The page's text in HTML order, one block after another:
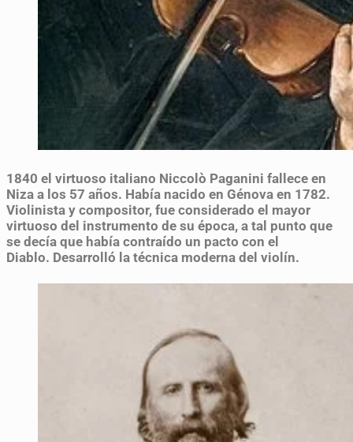
1840 el virtuoso italiano Niccolò Paganini fallece en
Niza a los 57 años. Había nacido en Génova en 1782.
Violinista y compositor, fue considerado el mayor
virtuoso del instrumento de su época, a tal punto que
se decía que había contraído un pacto con el
Diablo. Desarrolló la técnica moderna del violín.